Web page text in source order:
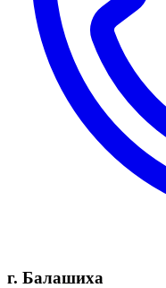
г. Балашиха